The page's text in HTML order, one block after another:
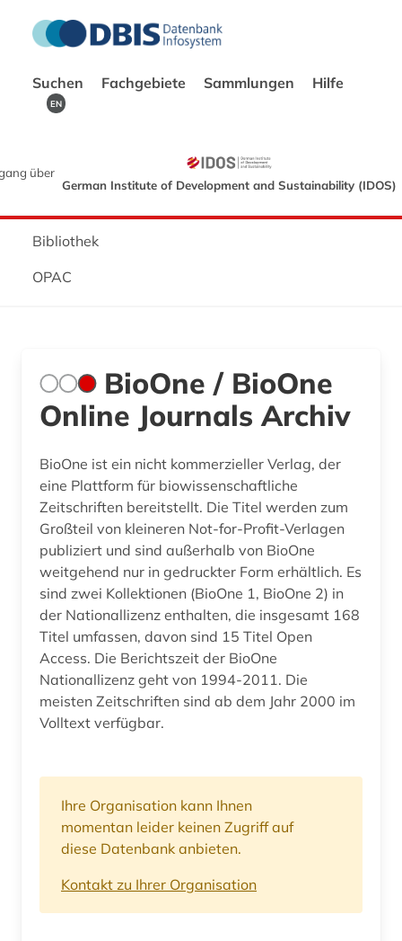
Suchen Fachgebiete Sammlungen Hilfe
EN
über
German Institute of Development and Sustainability (IDOS)
Bibliothek
OPAC
BioOne / BioOne
Online Journals Archiv
BioOne ist ein nicht kommerzieller Verlag, der
eine Plattform für biowissenschaftliche
Zeitschriften bereitstellt. Die Titel werden zum
Großteil von kleineren Not-for-Profit-Verlagen
publiziert und sind außerhalb von BioOne
weitgehend nur in gedruckter Form erhältlich. Es
sind zwei Kollektionen (BioOne 1, BioOne 2) in
der Nationallizenz enthalten, die insgesamt 168
Titel umfassen, davon sind 15 Titel Open
Access. Die Berichtszeit der BioOne
Nationallizenz geht von 1994-2011. Die
meisten Zeitschriften sind ab dem Jahr 2000 im
Volltext verfügbar.
Ihre Organisation kann Ihnen
momentan leider keinen Zugriff auf
diese Datenbank anbieten.
Kontakt zu Ihrer Organisation